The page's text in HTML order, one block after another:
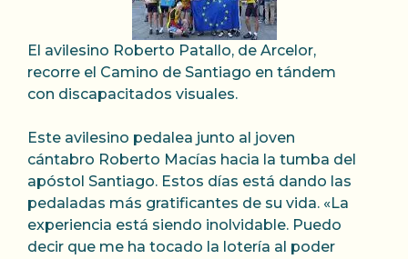
El avilesino Roberto Patallo, de Arcelor,
recorre el Camino de Santiago en tándem
con discapacitados visuales.
Este avilesino pedalea junto al joven
cántabro Roberto Macías hacia la tumba del
apóstol Santiago. Estos días está dando las
pedaladas más gratificantes de su vida. «La
experiencia está siendo inolvidable. Puedo
decir que me ha tocado la lotería al poder